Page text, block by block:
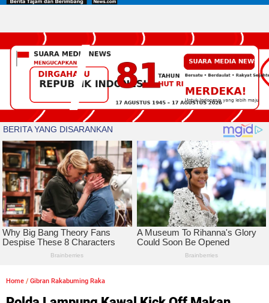
Home / Gibran Rakabuming Raka